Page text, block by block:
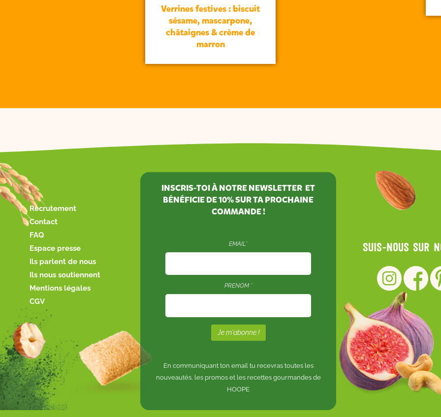
Verrines festives : biscuit
sésame, mascarpone,
châtaignes & crème de
marron
Recrutement
Contact
FAQ
Espace presse
Ils parlent de nous
Ils nous soutiennent
Mentions légales
CGV
INSCRIS-TOI À NOTRE NEWSLETTER ET
BÉNÉFICIE DE10%SUR TA PROCHAINE
COMMANDE !
EMAIL*
PRENOM *
En communiquant ton email tu recevras toutes les
nouveautés, les promos et les recettes gourmandes de
HOOPE
Suis-nous sur